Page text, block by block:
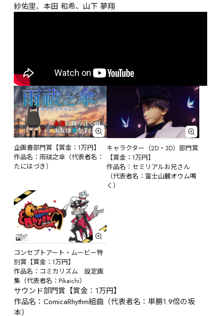
紗佑里、本田 和希、山下 夢翔
企画書部門賞【賞金：1万円】
作品名：雨祓之傘（代表者名：
たにはづき）
キャラクター（2D・3D）部門賞
【賞金：1万円】
作品名：セミリアルお兄さん
（代表者名：富士山麓オウム鳴
く）
コンセプトアート・ムービー特
別賞【賞金：1万円】
作品名：コミカリズム　設定画
集（代表者名：Pikaichi）
サウンド部門賞【賞金：1万円】
作品名：ComicaRhythm組曲（代表者名：単勝1.9倍の坂
本）